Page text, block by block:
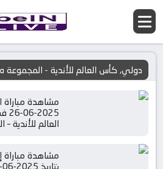
دولي, كأس العالم للأندية - المجموعة ه
مشاهدة مباراة
العالم للأندية
مشاهدة مباراة